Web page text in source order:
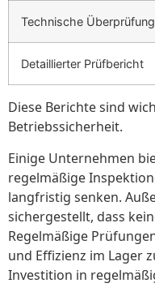
Technische Überprüfung
Detaillierter Prüfbericht
Diese Berichte sind
Betriebssicherheit.
Einige Unternehmen
regelmäßige
langfristig senken.
sichergestellt, dass
Regelmäßige
und Effizienz im Lager
Investition in